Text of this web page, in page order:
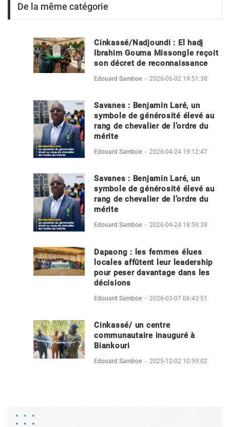
De la même catégorie
Cinkassé/Nadjoundi : El hadj
Ibrahim Gouma Missongle reçoit
son décret de reconnaissance
Edouard Samboe - 2026-06-02 19:51:38
Savanes : Benjamin Laré, un
symbole de générosité élevé au
rang de chevalier de l’ordre du
mérite
Edouard Samboe - 2026-04-24 19:12:47
Savanes : Benjamin Laré, un
symbole de générosité élevé au
rang de chevalier de l’ordre du
mérite
Edouard Samboe - 2026-04-24 18:59:38
Dapaong : les femmes élues
locales affûtent leur leadership
pour peser davantage dans les
décisions
Edouard Samboe - 2026-03-07 06:43:51
Cinkassé/ un centre
communautaire inauguré à
Biankouri
Edouard Samboe - 2025-12-02 10:59:02